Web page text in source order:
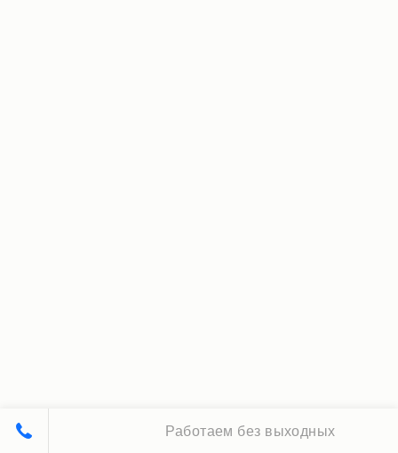
Работаем без выходных